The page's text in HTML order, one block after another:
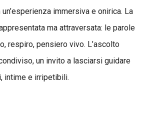
immersiva e onirica. La
ma attraversata: le parole
respiro, pensiero vivo. L’ascolto
un invito a lasciarsi guidare
intime e irripetibili.